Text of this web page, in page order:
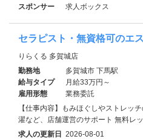
スポンサー
求人ボックス
セラピスト・無資格可のエ
りらくる 多賀城店
勤務地
多賀城市 下馬駅
給与タイプ
月給33万円～
雇用形態
業務委託
【仕事内容】もみほぐしやストレッ
濯など、店舗運営のサポート 無料レ
求人の更新日 2026-08-01